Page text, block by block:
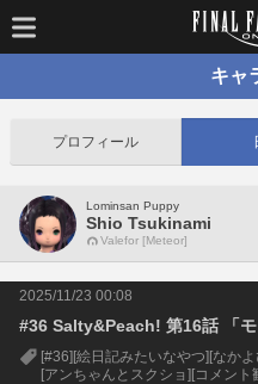
キャ
プロフィール
Lominsan Puppy
Shio Tsukinami
Valefor [Meteor]
2025/11/23 00:08
#36 Salty&Peach! 第16話 「モ
[#36] [絵日記みたいなやつ] [なか
[アンちゃんとスクショ] [コメント